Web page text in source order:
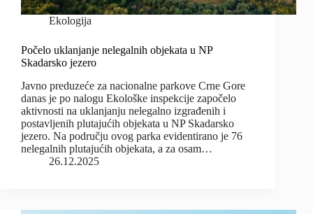
Ekologija
Počelo uklanjanje nelegalnih objekata u NP
Skadarsko jezero
Javno preduzeće za nacionalne parkove Crne Gore
danas je po nalogu Ekološke inspekcije započelo
aktivnosti na uklanjanju nelegalno izgrađenih i
postavljenih plutajućih objekata u NP Skadarsko
jezero. Na području ovog parka evidentirano je 76
nelegalnih plutajućih objekata, a za osam…
26.12.2025